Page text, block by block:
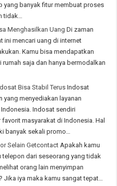
yang banyak fitur membuat proses
tidak…
Menghasilkan Uang Di zaman
ini mencari uang di internet
Kamu bisa mendapatkan
saja dan hanya bermodalkan
Bisa Stabil Terus Indosat
yang menyediakan layanan
Indosat sendiri
masyarakat di Indonesia. Hal
banyak sekali promo…
Selain Getcontact Apakah kamu
dari seseorang yang tidak
orang lain menyimpan
iya maka kamu sangat tepat…